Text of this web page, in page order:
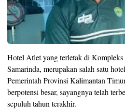
Hotel Atlet yang terletak di
Samarinda, merupakan salah satu
Pemerintah Provinsi Kalimantan
berpotensi besar, sayangnya telah
sepuluh tahun terakhir.